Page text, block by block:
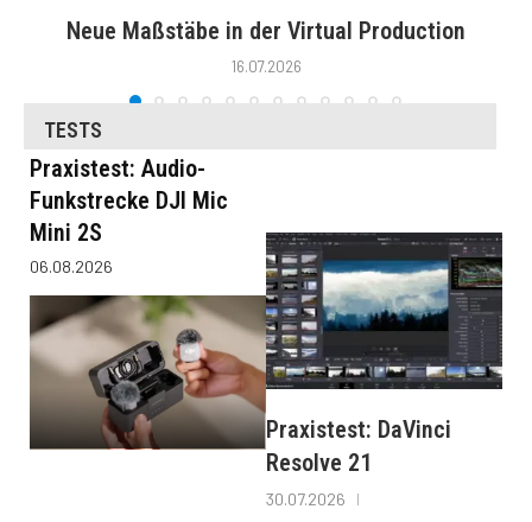
Neue Maßstäbe in der Virtual Production
16.07.2026
TESTS
Praxistest: Audio-
Funkstrecke DJI Mic
Mini 2S
06.08.2026
Praxistest: DaVinci
Resolve 21
30.07.2026